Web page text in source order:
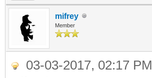
mifrey
Member
03-03-2017, 02:17 PM